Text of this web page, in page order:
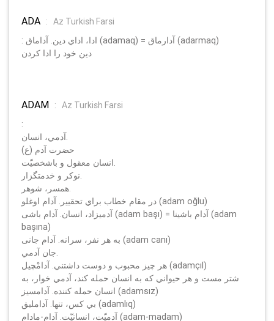
ADA : Az Turkish Farsi
: ادا، اداي دين. آداماق (adamaq) = آدارماق (adarmaq)
دين خود را ادا كردن
ADAM : Az Turkish Farsi
:
حضرت آدم (ع)
در مقام خطاب براي تحقيير. آدام اوغلو (adam oğlu)
آدميزاد، انسان. آدام باشى (adam başı) = آدام باشينا (adam
başına)
به هر نفر، سرانه. آدام جانى (adam canı)
هر چيز محبوب و دوست داشتني. آدامْچيل (adamçıl)
شتر مست و هر حيواني كه به انسان حمله كند، آدمي خوار، به
انسان حمله كننده. آدامسيز (adamsız)
بي كس، تنها. آدامليق (adamlıq)
آدميّت، انسانيّت. آدام-مادام (adam-madam)